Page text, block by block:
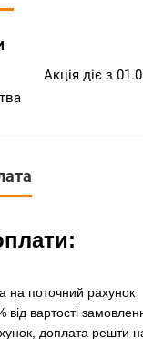
Акція діє з
на поточний рахунок
від вартості
доплата решти